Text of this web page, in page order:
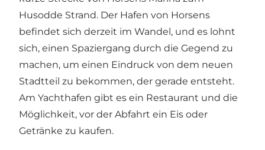
Husodde Strand. Der Hafen von Horsens
befindet sich derzeit im Wandel, und es lohnt
sich, einen Spaziergang durch die Gegend zu
machen, um einen Eindruck von dem neuen
Stadtteil zu bekommen, der gerade entsteht.
Am Yachthafen gibt es ein Restaurant und die
Möglichkeit, vor der Abfahrt ein Eis oder
Getränke zu kaufen.